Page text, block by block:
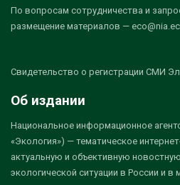
По вопросам сотрудничества и
размещение материалов —
Свидетельство о регистрации СМИ
Об издании
Национальное информационное
«Экология») — тематическое
актуальную и объективную
экологической ситуации в России и в